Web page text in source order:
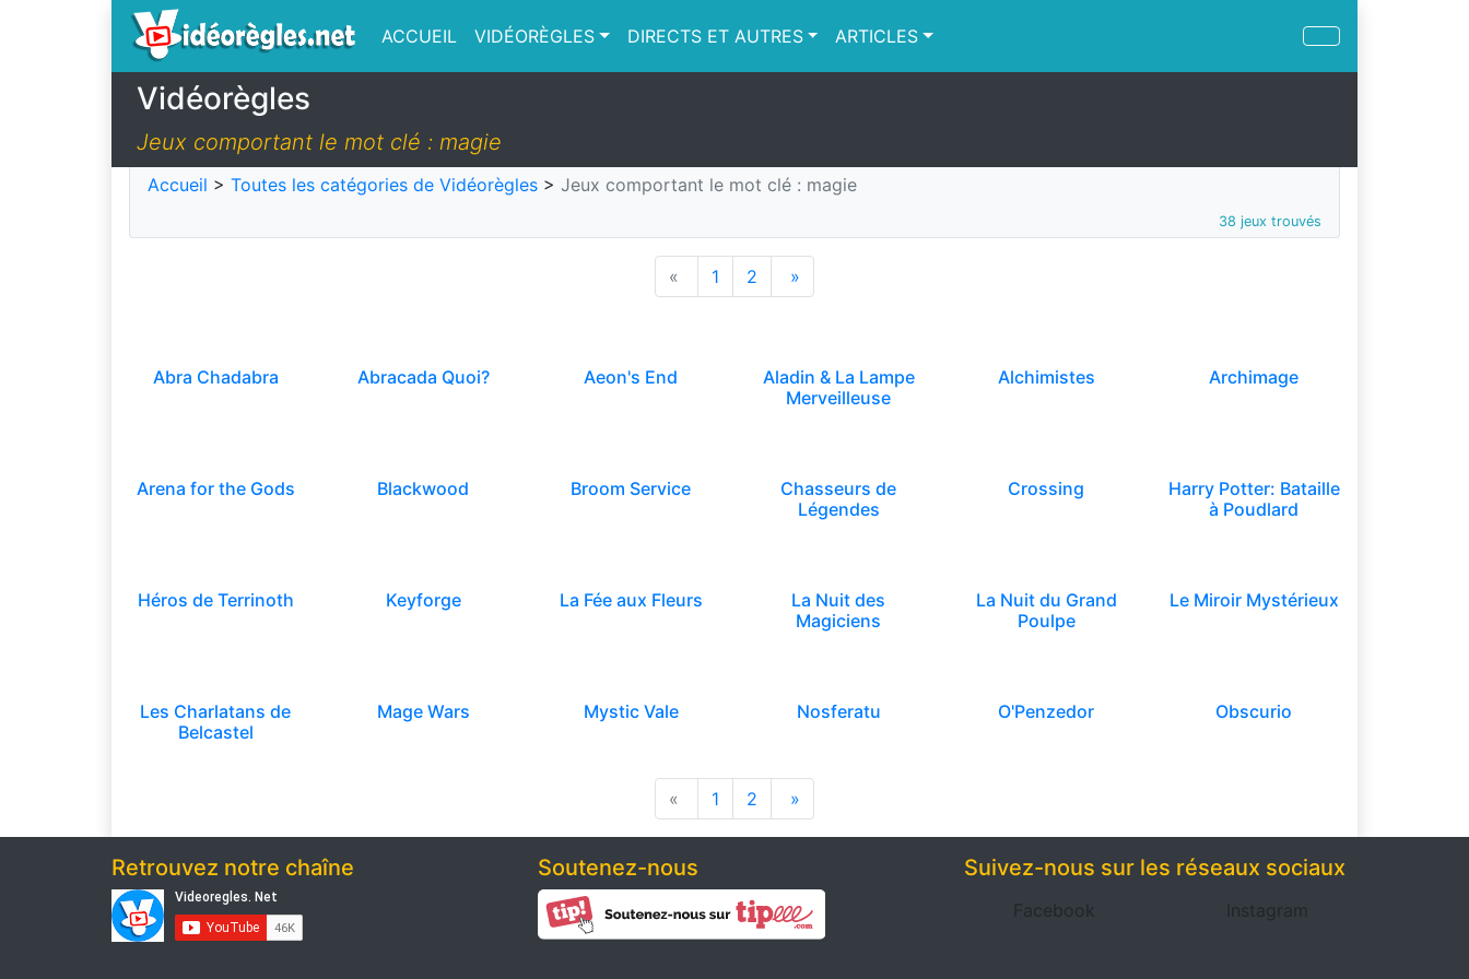
ACCUEIL VIDÉORÈGLES DIRECTS ET AUTRES ARTICLES
Vidéorègles
Jeux comportant le mot clé : magie
Accueil > Toutes les catégories de Vidéorègles > Jeux comportant le mot clé : magie
38 jeux trouvés
« 1 2 »
Abra Chadabra Abracada Quoi? Aeon's End
Aladin & La Lampe
Merveilleuse
Alchimistes Archimage
Arena for the Gods Blackwood Broom Service
Chasseurs de
Légendes
Crossing
Harry Potter: Bataille
à Poudlard
Héros de Terrinoth Keyforge La Fée aux Fleurs
La Nuit des
Magiciens
La Nuit du Grand
Poulpe
Le Miroir Mystérieux
Les Charlatans de
Belcastel
Mage Wars Mystic Vale Nosferatu O'Penzedor Obscurio
« 1 2 »
Retrouvez notre chaîne Soutenez-nous Suivez-nous sur les réseaux sociaux
Facebook Instagram